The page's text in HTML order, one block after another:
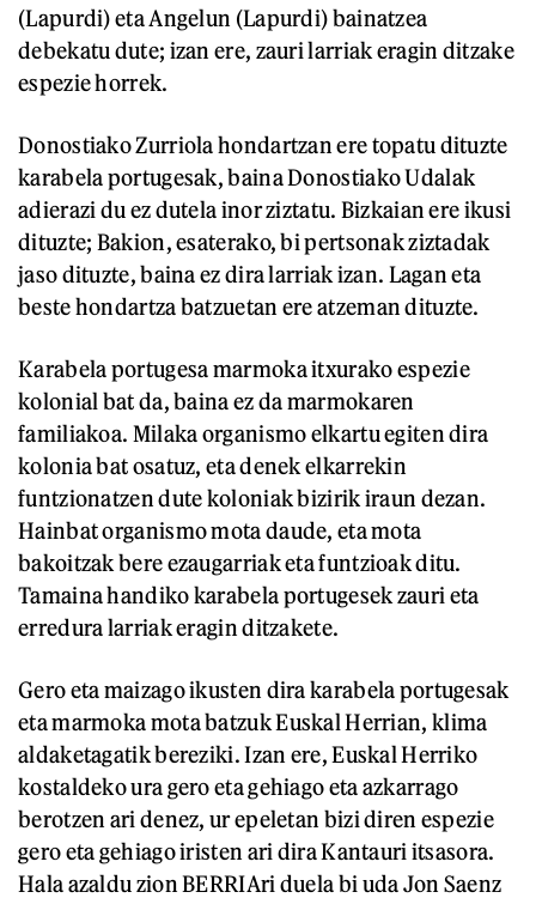
(Lapurdi) eta Angelun (Lapurdi) bainatzea
debekatu dute; izan ere, zauri larriak eragin ditzake
espezie horrek.
Donostiako Zurriola hondartzan ere topatu dituzte
karabela portugesak, baina Donostiako Udalak
adierazi du ez dutela inor ziztatu. Bizkaian ere ikusi
dituzte; Bakion, esaterako, bi pertsonak ziztadak
jaso dituzte, baina ez dira larriak izan. Lagan eta
beste hondartza batzuetan ere atzeman dituzte.
Karabela portugesa marmoka itxurako espezie
kolonial bat da, baina ez da marmokaren
familiakoa. Milaka organismo elkartu egiten dira
kolonia bat osatuz, eta denek elkarrekin
funtzionatzen dute koloniak bizirik iraun dezan.
Hainbat organismo mota daude, eta mota
bakoitzak bere ezaugarriak eta funtzioak ditu.
Tamaina handiko karabela portugesek zauri eta
erredura larriak eragin ditzakete.
Gero eta maizago ikusten dira karabela portugesak
eta marmoka mota batzuk Euskal Herrian, klima
aldaketagatik bereziki. Izan ere, Euskal Herriko
kostaldeko ura gero eta gehiago eta azkarrago
berotzen ari denez, ur epeletan bizi diren espezie
gero eta gehiago iristen ari dira Kantauri itsasora.
Hala azaldu zion BERRIAri duela bi uda Jon Saenz